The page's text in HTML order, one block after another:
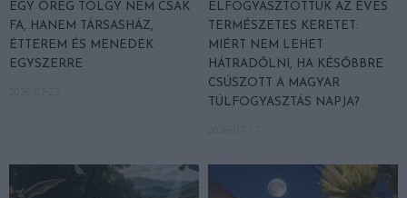
EGY ÖREG TÖLGY NEM CSAK
FA, HANEM TÁRSASHÁZ,
ÉTTEREM ÉS MENEDÉK
EGYSZERRE
ELFOGYASZTOTTUK AZ ÉVES
TERMÉSZETES KERETET:
MIÉRT NEM LEHET
HÁTRADŐLNI, HA KÉSŐBBRE
CSÚSZOTT A MAGYAR
TÚLFOGYASZTÁS NAPJA?